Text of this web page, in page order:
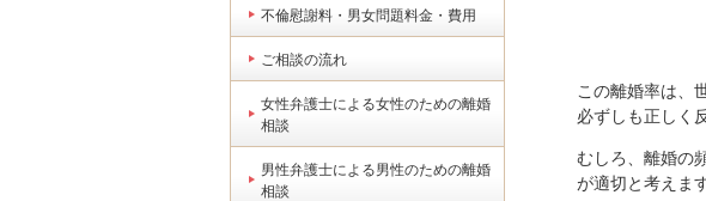
この離婚率は、
必ずしも正しく
むしろ、離婚の
が適切と考えます
不倫慰謝料・男女問題料金・費用
ご相談の流れ
女性弁護士による女性のための離婚
相談
男性弁護士による男性のための離婚
相談